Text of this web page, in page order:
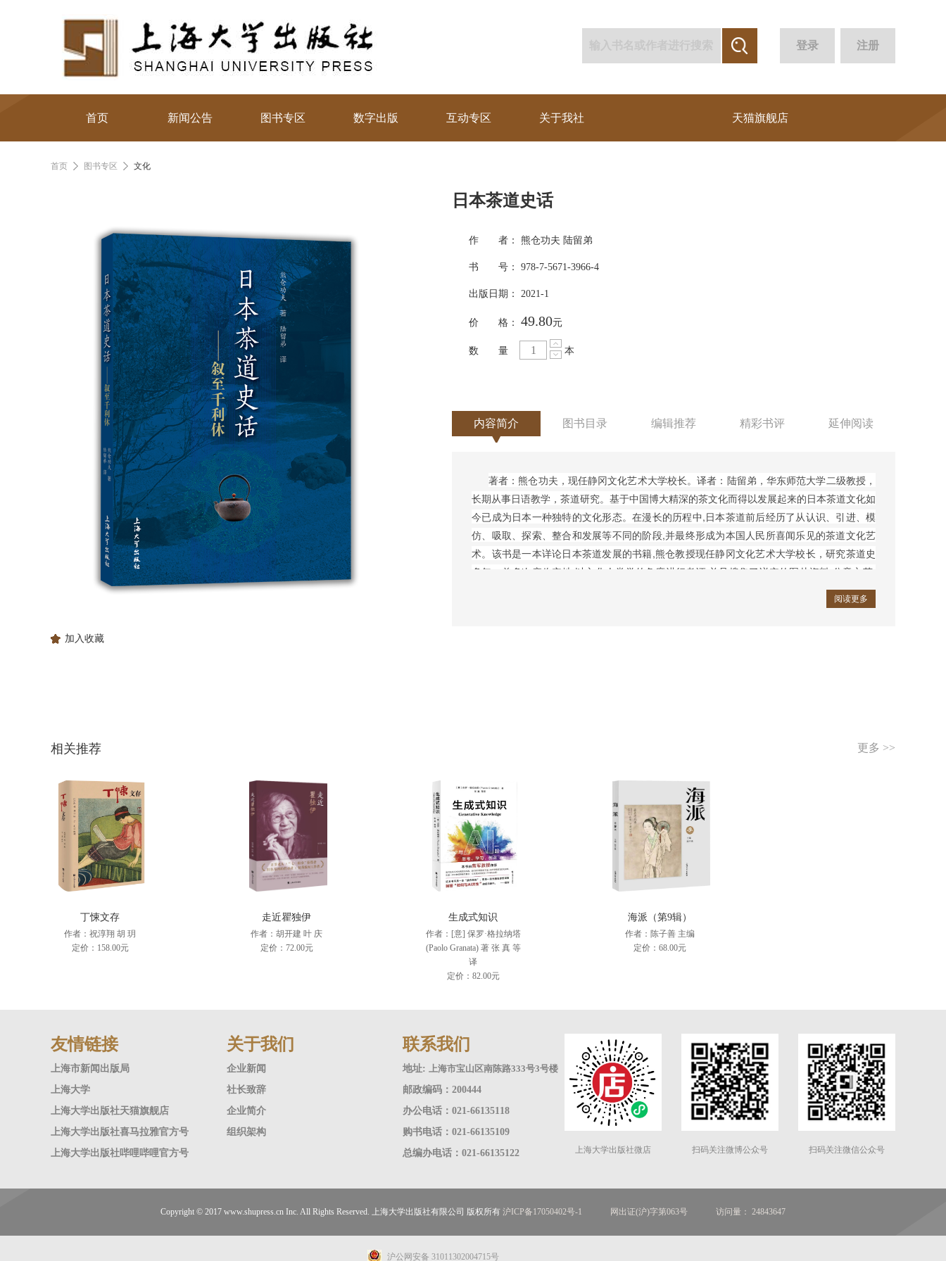
注册
登录
首页 新闻公告 图书专区 数字出版 互动专区 关于我社 天猫旗舰店
首页 图书专区 文化
加入收藏
日本茶道史话
作 者： 熊仓功夫 陆留弟
书 号： 978-7-5671-3966-4
出版日期： 2021-1
价 格： 49.80元
数 量 本
内容简介 图书目录 编辑推荐 精彩书评 延伸阅读
著者：熊仓功夫，现任静冈文化艺术大学校长。译者：陆留弟，华东师范大学二级教授，
长期从事日语教学，茶道研究。基于中国博大精深的茶文化而得以发展起来的日本茶道文化如
今已成为日本一种独特的文化形态。在漫长的历程中,日本茶道前后经历了从认识、引进、模
仿、吸取、探索、整合和发展等不同的阶段,并最终形成为本国人民所喜闻乐见的茶道文化艺
术。该书是一本详论日本茶道发展的书籍,熊仓教授现任静冈文化艺术大学校长，研究茶道史
多年，曾多次亲临实地,以文化人类学的角度进行考证,并且搜集了详实的图片资料,分章立节,
阅读更多
相关推荐 更多 >>
丁悚文存
作者：祝淳翔 胡 玥
定价：158.00元
走近瞿独伊
作者：胡开建 叶 庆
定价：72.00元
生成式知识
作者：[意] 保罗·格拉纳塔
(Paolo Granata) 著 张 真 等
译
定价：82.00元
海派（第9辑）
作者：陈子善 主编
定价：68.00元
友情链接
上海市新闻出版局
上海大学
上海大学出版社天猫旗舰店
上海大学出版社喜马拉雅官方号
上海大学出版社哔哩哔哩官方号
关于我们
企业新闻
社长致辞
企业简介
组织架构
联系我们
地址: 上海市宝山区南陈路333号3号楼
邮政编码：200444
办公电话：021-66135118
购书电话：021-66135109
总编办电话：021-66135122
上海大学出版社微店 扫码关注微博公众号 扫码关注微信公众号
Copyright © 2017 www.shupress.cn Inc. All Rights Reserved. 上海大学出版社有限公司 版权所有 沪ICP备17050402号-1 网出证(沪)字第063号 访问量： 24843647
沪公网安备 31011302004715号